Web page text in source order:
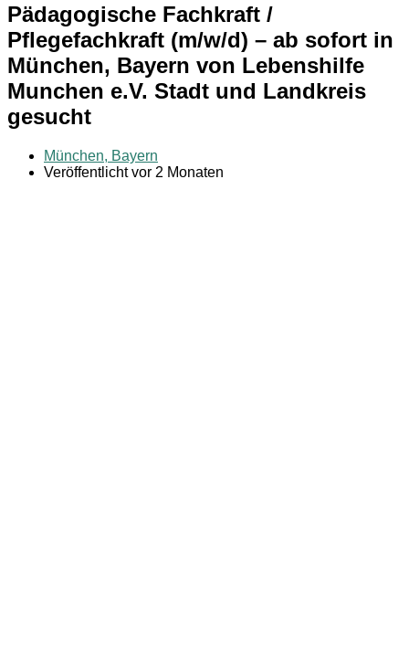
Pädagogische Fachkraft /
Pflegefachkraft (m/w/d) – ab sofort in
München, Bayern von Lebenshilfe
Munchen e.V. Stadt und Landkreis
gesucht
München, Bayern
Veröffentlicht vor 2 Monaten